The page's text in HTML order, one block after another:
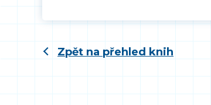
Zpět na přehled knih